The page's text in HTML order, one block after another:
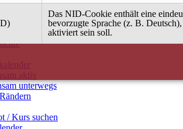
& Alt
Mütterzentrum
aktiv
unterwegs
/ Kurs suchen
Das NID-Cookie enthält eine
bevorzugte Sprache (z. B.
aktiviert sein soll.